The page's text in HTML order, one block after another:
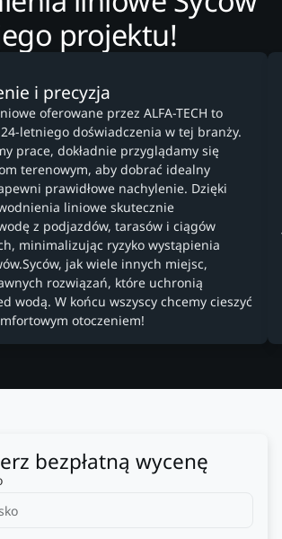
projektu!
i precyzja
oferowane przez ALFA-TECH to
letniego doświadczenia w tej branży.
prace, dokładnie przyglądamy się
terenowym, aby dobrać idealny
prawidłowe nachylenie. Dzięki
liniowe skutecznie
z podjazdów, tarasów i ciągów
minimalizując ryzyko wystąpienia
jak wiele innych miejsc,
rozwiązań, które uchronią
wodą. W końcu wszyscy chcemy cieszyć
otoczeniem!
bezpłatną wycenę